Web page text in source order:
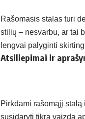
Rašomasis stalas turi
stilių – nesvarbu, ar tai
lengvai palyginti
Atsiliepimai ir
Pirkdami rašomąjį
susidaryti tikrą vaizdą